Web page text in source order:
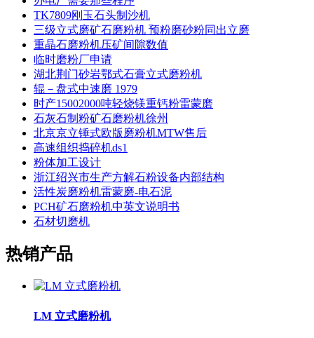
TK7809刚玉石头制沙机
三级立式磨矿石磨粉机 预粉磨砂粉同出立磨
重晶石磨粉机压矿间隙数值
临时磨粉厂申请
湖北荆门砂岩鄂式石膏立式磨粉机
辊－盘式中速磨 1979
时产15002000吨轻烧镁重钙粉雷蒙磨
石灰石制粉矿石磨粉机徐州
北京京立锤式欧版磨粉机MTW售后
高速组织捣碎机ds1
粉体加工设计
浙江绍兴市生产方解石粉设备内部结构
活性炭磨粉机雷蒙磨-电石泥
PCH矿石磨粉机中英文说明书
石材切磨机
热销产品
LM 立式磨粉机